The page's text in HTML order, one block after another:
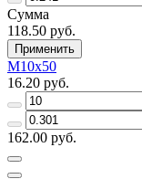
Сумма
118.50 руб.
Применить
M10x50
16.20 руб.
162.00 руб.